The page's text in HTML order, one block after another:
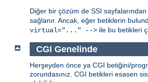
Diğer bir çözüm de SSI
sağlanır. Ancak, eğer betiklerin
virtual="..." --> ile bu betikleri
CGI Genelinde
Herşeyden önce ya CGI betiğini/
zorundasınız. CGI betikleri esasen